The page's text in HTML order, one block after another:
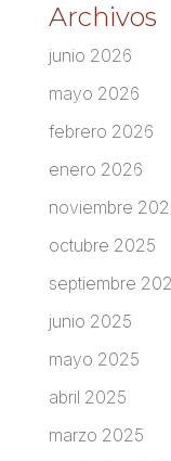
Archivos
junio 2026
mayo 2026
febrero 2026
enero 2026
noviembre
octubre 2025
septiembre
junio 2025
mayo 2025
abril 2025
marzo 2025